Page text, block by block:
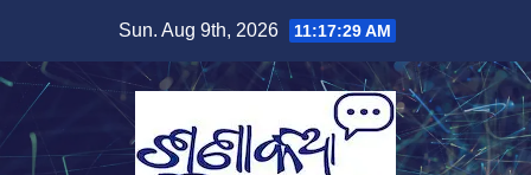
content
Sun. Aug 9th, 2026 11:17:30 AM